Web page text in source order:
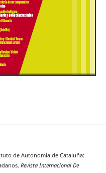
de Autonomía de Cataluña:
Revista Internacional De